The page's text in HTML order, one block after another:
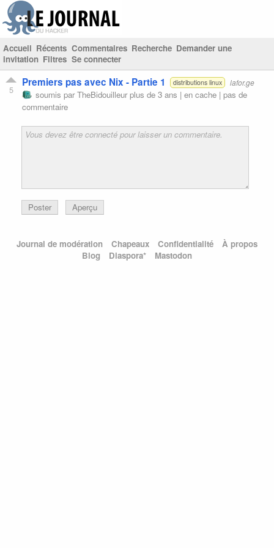
Accueil Récents Commentaires Recherche Demander une
invitation Filtres Se connecter
5
Premiers pas avec Nix - Partie 1 distributions linux lafor.ge
soumis parTheBidouilleurplus de 3 ans | en cache | pas de
commentaire
Poster Aperçu
Journal de modération Chapeaux Confidentialité
À propos
Blog
Diaspora* Mastodon